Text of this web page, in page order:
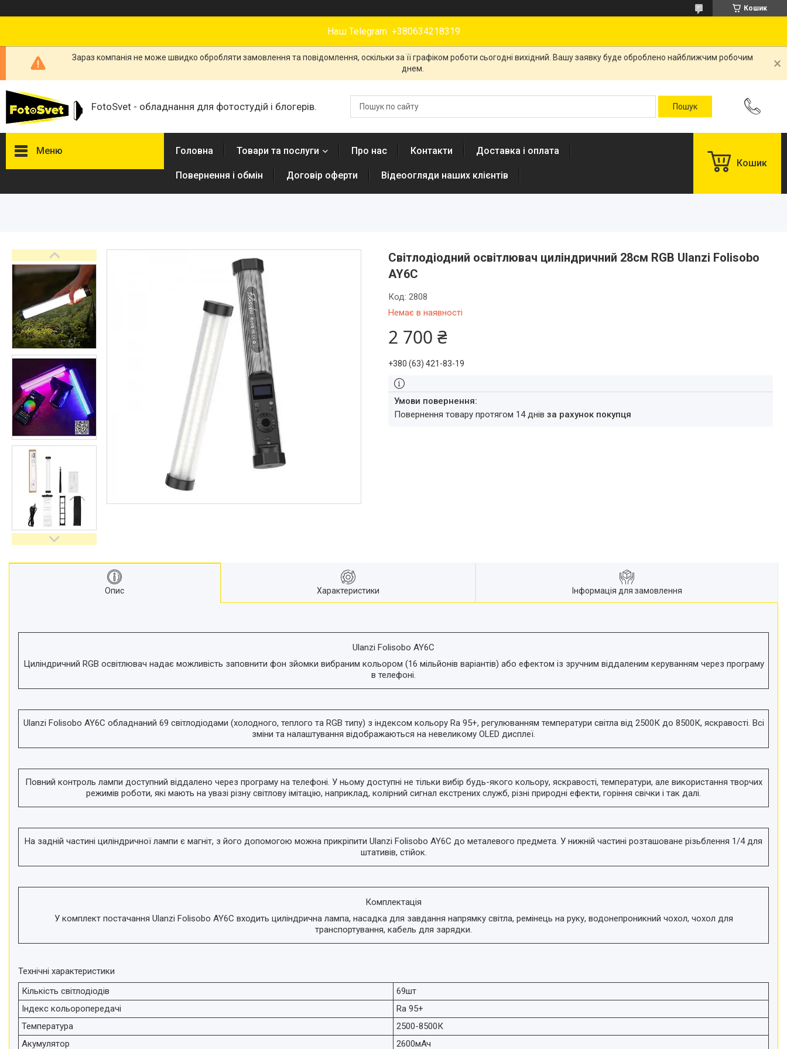
Кошик
Наш Telegram +380634218319
Зараз компанія не може швидко обробляти замовлення та повідомлення, оскільки за її графіком роботи сьогодні вихідний. Вашу заявку буде оброблено найближчим робочим
днем.
FotoSvet - обладнання для фотостудій і блогерів.
Меню
Студійні парасольки
Студійне світло
Лампи для постійного та
імпульсного світла
Набори постійного світла для
фото і відео
Набори імпульсного світла
Фото відбивачі, тримачі для
відбивачів
Поворотні столики
Все для предметної зйомки
Лайтбокси, фотобокси
Кільцеві лампи, товари для
блогерів
Світлодіодні LED-панель,
відеосвітло
Підсвічування, накамерне
світло
Штативи для фотоапаратів і
відеокамер
Стедіками, стабілізатори
Моноподи
Лінзи-об'єктиви для
Перехідники для фототехніки і
Мікрофони, стійки, пантографи
Генератори диму
відеозйомки
Аксесуари для мобільних
телефонів і смартфонів
Товари для дому
Знижки
Сертифікати
Головна Товари та послуги Про нас Контакти Доставка і оплата
Повернення і обмін Договір оферти Відеоогляди наших клієнтів
Кошик
Світлодіодний освітлювач циліндричний 28см RGB Ulanzi Folisobo
AY6C
Немає в наявності
Код: 2808
2 700 ₴
+380 (63) 421-83-19
повернення товару протягом 14 днів за рахунок покупця
Опис Характеристики Інформація для замовлення
Ulanzi Folisobo AY6C
Циліндричний RGB освітлювач надає можливість заповнити фон зйомки вибраним кольором (16 мільйонів варіантів) або ефектом із зручним віддаленим керуванням через програму
в телефоні.
Ulanzi Folisobo AY6C обладнаний 69 світлодіодами (холодного, теплого та RGB типу) з індексом кольору Ra 95+, регулюванням температури світла від 2500К до 8500К, яскравості. Всі
зміни та налаштування відображаються на невеликому OLED дисплеї.
Повний контроль лампи доступний віддалено через програму на телефоні. У ньому доступні не тільки вибір будь-якого кольору, яскравості, температури, але використання творчих
режимів роботи, які мають на увазі різну світлову імітацію, наприклад, колірний сигнал екстрених служб, різні природні ефекти, горіння свічки і так далі.
На задній частині циліндричної лампи є магніт, з його допомогою можна прикріпити Ulanzi Folisobo AY6C до металевого предмета. У нижній частині розташоване різьблення 1/4 для
штативів, стійок.
Комплектація
У комплект постачання Ulanzi Folisobo AY6C входить циліндрична лампа, насадка для завдання напрямку світла, ремінець на руку, водонепроникний чохол, чохол для
транспортування, кабель для зарядки.
Технічні характеристики
Кількість світлодіодів
69шт
Індекс кольоропередачі
Ra 95+
Температура
2500-8500К
Акумулятор
2600мАч